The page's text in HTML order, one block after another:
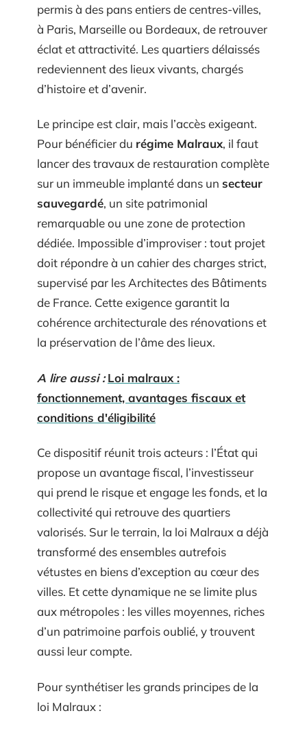
permis à des pans entiers de centres-villes,
à Paris, Marseille ou Bordeaux, de retrouver
éclat et attractivité. Les quartiers délaissés
redeviennent des lieux vivants, chargés
d’histoire et d’avenir.
Le principe est clair, mais l’accès exigeant.
Pour bénéficier du régime Malraux, il faut
lancer des travaux de restauration complète
sur un immeuble implanté dans un secteur
sauvegardé, un site patrimonial
remarquable ou une zone de protection
dédiée. Impossible d’improviser : tout projet
doit répondre à un cahier des charges strict,
supervisé par les Architectes des Bâtiments
de France. Cette exigence garantit la
cohérence architecturale des rénovations et
la préservation de l’âme des lieux.
A lire aussi : Loi malraux :
fonctionnement, avantages fiscaux et
conditions d'éligibilité
Ce dispositif réunit trois acteurs : l’État qui
propose un avantage fiscal, l’investisseur
qui prend le risque et engage les fonds, et la
collectivité qui retrouve des quartiers
valorisés. Sur le terrain, la loi Malraux a déjà
transformé des ensembles autrefois
vétustes en biens d’exception au cœur des
villes. Et cette dynamique ne se limite plus
aux métropoles : les villes moyennes, riches
d’un patrimoine parfois oublié, y trouvent
aussi leur compte.
Pour synthétiser les grands principes de la
loi Malraux :